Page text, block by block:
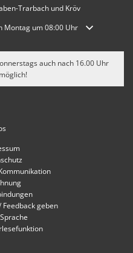
Trarbach und Kröv
Schließzeiten auszublenden
Montag um 08:00 Uhr
auch nach 16.00 Uhr
möglich!
geben